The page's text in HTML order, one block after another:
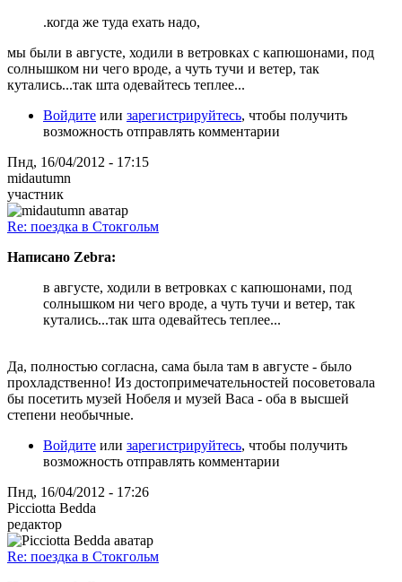
.когда же туда ехать надо,
мы были в августе, ходили в ветровках с капюшонами, под
солнышком ни чего вроде, а чуть тучи и ветер, так
кутались...так шта одевайтесь теплее...
Войдите или зарегистрируйтесь, чтобы получить
возможность отправлять комментарии
Пнд, 16/04/2012 - 17:15
midautumn
участник
Re: поездка в Стокгольм
Написано Zebra:
в августе, ходили в ветровках с капюшонами, под
солнышком ни чего вроде, а чуть тучи и ветер, так
кутались...так шта одевайтесь теплее...
Да, полностью согласна, сама была там в августе - было
прохладственно! Из достопримечательностей посоветовала
бы посетить музей Нобеля и музей Васа - оба в высшей
степени необычные.
Войдите или зарегистрируйтесь, чтобы получить
возможность отправлять комментарии
Пнд, 16/04/2012 - 17:26
Picciotta Bedda
редактор
Re: поездка в Стокгольм